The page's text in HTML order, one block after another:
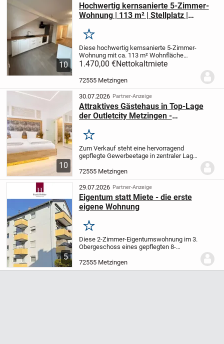
10
Hochwertig kernsanierte 5-Zimmer-
Wohnung | 113 m² | Stellplatz |
Fachwerkcharme
Merken
Diese hochwertig kernsanierte 5-Zimmer-
Wohnung mit ca. 113 m² Wohnfläche
vereint den einzigartigen Charme eines
historischen Fachwerkhauses mit dem
Wohnkomfort und der Energieeffizienz
eines modernen...
1.470,00 €Nettokaltmiete
72555 Metzingen
10
30.07.2026 Partner-Anzeige
Attraktives Gästehaus in Top-Lage
der Outletcity Metzingen -
Merken
Zum Verkauf steht eine hervorragend
gepflegte Gewerbeetage in zentraler Lage
Lage ermöglicht es den Gästen, das
weltbekannte Outletcenter bequem in
wenigen...
72555 Metzingen
5
29.07.2026 Partner-Anzeige
Eigentum statt Miete - die erste
eigene Wohnung
Merken
Diese 2-Zimmer-Eigentumswohnung im 3.
Obergeschoss eines gepflegten 8-
Möglichkeit für Eigennutzer oder
Kapitalanleger. Die Wohnung überzeugt
72555 Metzingen